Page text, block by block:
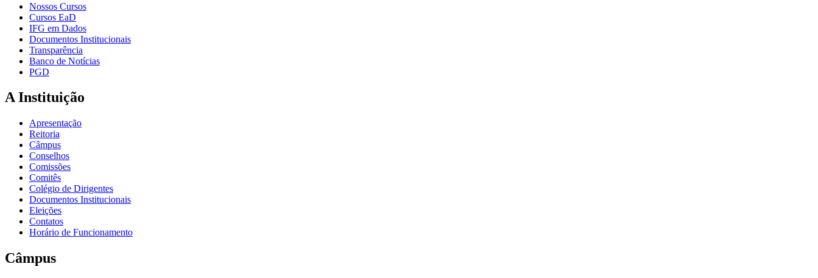
Nossos Cursos
Cursos EaD
IFG em Dados
Documentos Institucionais
Transparência
Banco de Notícias
PGD
A Instituição
Apresentação
Reitoria
Câmpus
Conselhos
Comissões
Comitês
Colégio de Dirigentes
Documentos Institucionais
Eleições
Contatos
Horário de Funcionamento
Câmpus